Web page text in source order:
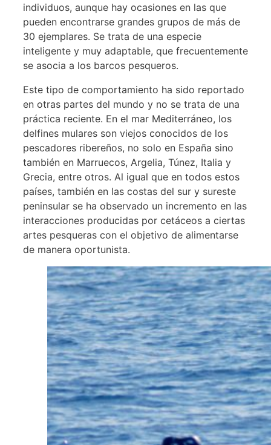
individuos, aunque hay ocasiones en las que
pueden encontrarse grandes grupos de más de
30 ejemplares. Se trata de una especie
inteligente y muy adaptable, que frecuentemente
se asocia a los barcos pesqueros.
Este tipo de comportamiento ha sido reportado
en otras partes del mundo y no se trata de una
práctica reciente. En el mar Mediterráneo, los
delfines mulares son viejos conocidos de los
pescadores ribereños, no solo en España sino
también en Marruecos, Argelia, Túnez, Italia y
Grecia, entre otros. Al igual que en todos estos
países, también en las costas del sur y sureste
peninsular se ha observado un incremento en las
interacciones producidas por cetáceos a ciertas
artes pesqueras con el objetivo de alimentarse
de manera oportunista.